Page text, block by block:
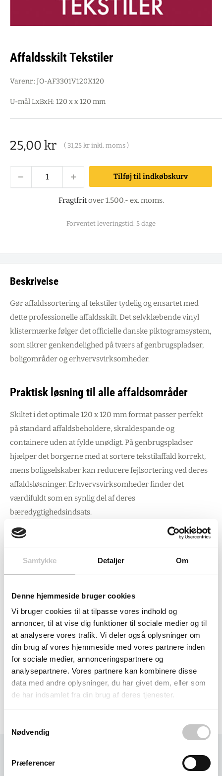
Samtykke Detaljer Om
Denne hjemmeside bruger cookies
Vi bruger cookies til at tilpasse vores indhold og
annoncer, til at vise dig funktioner til sociale medier og til
at analysere vores trafik. Vi deler også oplysninger om
din brug af vores hjemmeside med vores partnere inden
for sociale medier, annonceringspartnere og
analysepartnere. Vores partnere kan kombinere disse
data med andre oplysninger, du har givet dem, eller som
de har indsamlet fra din brug af deres tjenester.
Nødvendig
Præferencer
Affaldsskilt Tekstiler
Varenr.: JO-AF3301V120X120
U-mål LxBxH: 120 x x 120 mm
Salgspris
25,00 kr ( 31,25 kr inkl. moms )
Tilføj til indkøbskurv
Fragtfritover 1.500.- ex. moms.
Forventet leveringstid: 5 dage
Beskrivelse
Gør affaldssortering af tekstiler tydelig og ensartet med
dette professionelle affaldsskilt. Det selvklæbende vinyl
klistermærke følger det officielle danske piktogramsystem,
som sikrer genkendelighed på tværs af genbrugspladser,
boligområder og erhvervsvirksomheder.
Praktisk løsning til alle affaldsområder
Skiltet i det optimale 120 x 120 mm format passer perfekt
på standard affaldsbeholdere, skraldespande og
containere uden at fylde unødigt. På genbrugspladser
hjælper det borgerne med at sortere tekstilaffald korrekt,
mens boligselskaber kan reducere fejlsortering ved deres
affaldsløsninger. Erhvervsvirksomheder finder det
værdifuldt som en synlig del af deres
bæredygtighedsindsats.
Det selvklæbende vinyl materiale gør monteringen helt
enkel - ingen værktøj eller specialviden påkrævet.
Samtidig sikrer materialets robuste kvalitet, at skiltet tåler
både indendørs og udendørs påvirkninger, herunder vejr
og dagligt slid.
Dansk standard for troværdig sortering
Ved at følge det fælles danske piktogramsystem skaber
dette affaldsskilt den genkendelighed og konsistens, som
gør affaldssortering mere effektiv. Dansk Niels Bo's
erfaring med affaldssorteringsløsninger sikrer en
Relaterede varer